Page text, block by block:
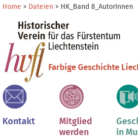
Direkt
Inhalt
Direkt
zur
Navigation
Benutzerspezifische
Home > Dateien > HK_Band 8_AutorInnen
Farbige Geschichte
Kontakt
Mitglied
werden
in